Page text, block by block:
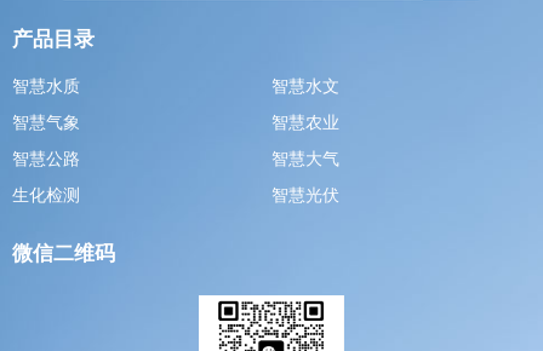
产品目录
智慧水质
智慧水文
智慧气象
智慧农业
智慧公路
智慧大气
生化检测
智慧光伏
微信二维码